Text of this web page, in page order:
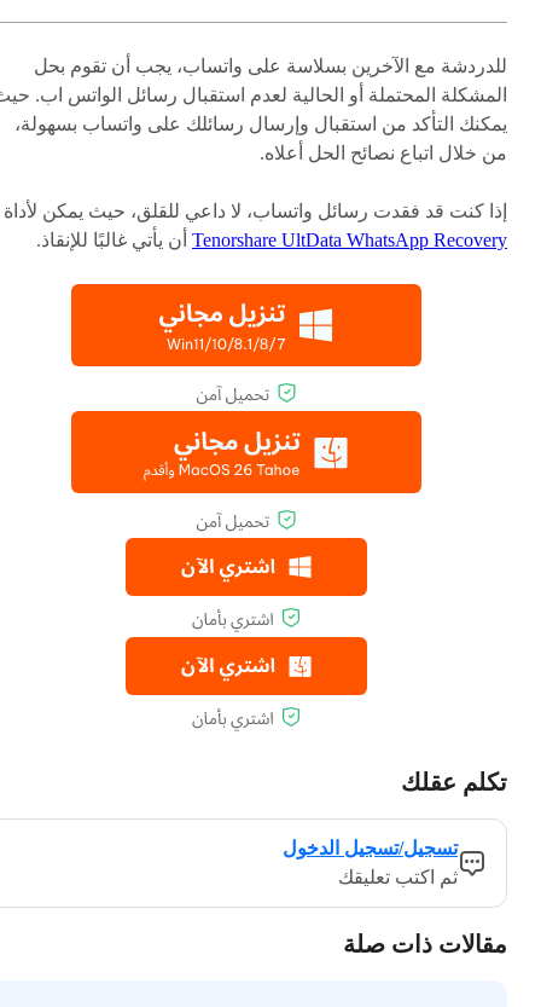
للدردشة مع الآخرين بسلاسة على واتساب، يجب أن تقوم بحل
المشكلة المحتملة أو الحالية لعدم استقبال رسائل الواتس اب.
يمكنك التأكد من استقبال وإرسال رسائلك على واتساب بسهولة،
من خلال اتباع نصائح الحل أعلاه.
إذا كنت قد فقدت رسائل واتساب، لا داعي للقلق، حيث يمكن لأداة
Tenorshare UltData WhatsApp Recovery أن يأتي غالبًا للإنقاذ.
تكلم عقلك
تسجيل/تسجيل الدخول
ثم اكتب تعليقك
مقالات ذات صلة